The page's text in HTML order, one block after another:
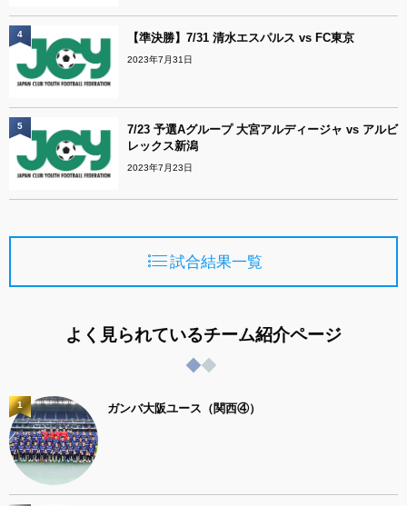
【準決勝】7/31 清水エスパルス vs FC東京
2023年7月31日
4
7/23 予選Aグループ 大宮アルディージャ vs アルビ
レックス新潟
2023年7月23日
5
試合結果一覧
よく見られているチーム紹介ページ
ガンバ大阪ユース（関西④）
1